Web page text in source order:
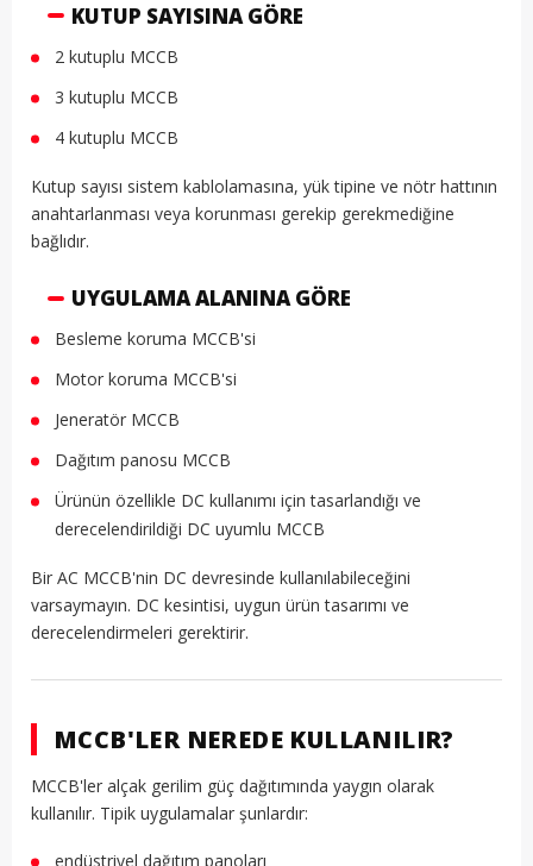
KUTUP SAYISINA GÖRE
2 kutuplu MCCB
3 kutuplu MCCB
4 kutuplu MCCB
Kutup sayısı sistem kablolamasına, yük tipine ve nötr hattının
anahtarlanması veya korunması gerekip gerekmediğine
bağlıdır.
UYGULAMA ALANINA GÖRE
Besleme koruma MCCB'si
Motor koruma MCCB'si
Jeneratör MCCB
Dağıtım panosu MCCB
Ürünün özellikle DC kullanımı için tasarlandığı ve
derecelendirildiği DC uyumlu MCCB
Bir AC MCCB'nin DC devresinde kullanılabileceğini
varsaymayın. DC kesintisi, uygun ürün tasarımı ve
derecelendirmeleri gerektirir.
MCCB'LER NEREDE KULLANILIR?
MCCB'ler alçak gerilim güç dağıtımında yaygın olarak
kullanılır. Tipik uygulamalar şunlardır:
endüstriyel dağıtım panoları